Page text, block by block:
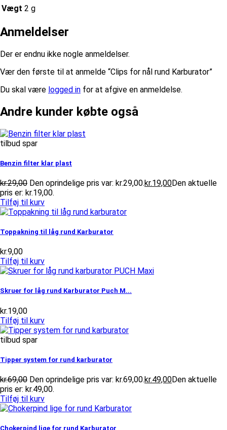
Vægt 2 g
Anmeldelser
Der er endnu ikke nogle anmeldelser.
Vær den første til at anmelde “Clips for nål rund Karburator”
Du skal være logged in for at afgive en anmeldelse.
Andre kunder købte også
tilbud spar
Benzin filter klar plast
kr.29,00 Den oprindelige pris var: kr.29,00.kr.19,00Den aktuelle
pris er: kr.19,00.
Tilføj til kurv
Toppakning til låg rund Karburator
kr.9,00
Tilføj til kurv
Skruer for låg rund Karburator Puch M...
kr.19,00
Tilføj til kurv
tilbud spar
Tipper system for rund karburator
kr.69,00 Den oprindelige pris var: kr.69,00.kr.49,00Den aktuelle
pris er: kr.49,00.
Tilføj til kurv
Chokerpind lige for rund Karburator